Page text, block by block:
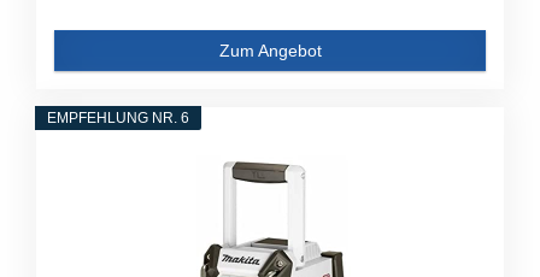
Zum Angebot
EMPFEHLUNG NR. 6